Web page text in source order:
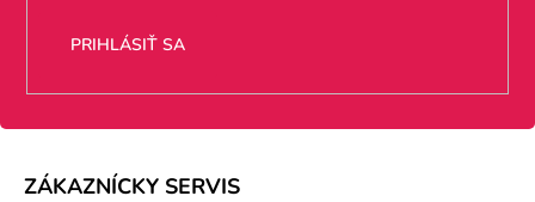
PRIHLÁSIŤ SA
ZÁKAZNÍCKY SERVIS